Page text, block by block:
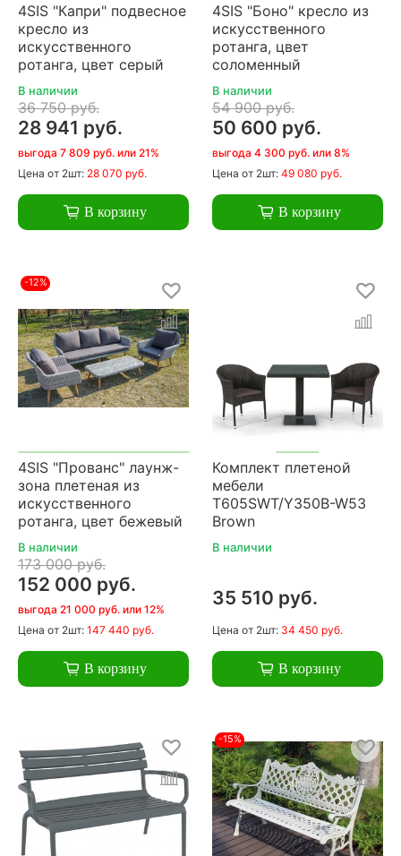
4SIS "Капри" подвесное
кресло из
искусственного
ротанга, цвет серый
В наличии
36 750 руб.
28 941 руб.
выгода 7 809 руб. или 21%
Цена от 2шт: 28 070 руб.
В корзину
4SIS "Боно" кресло из
искусственного
ротанга, цвет
соломенный
В наличии
54 900 руб.
50 600 руб.
выгода 4 300 руб. или 8%
Цена от 2шт: 49 080 руб.
В корзину
-12%
4SIS "Прованс" лаунж-
зона плетеная из
искусственного
ротанга, цвет бежевый
В наличии
173 000 руб.
152 000 руб.
выгода 21 000 руб. или 12%
Цена от 2шт: 147 440 руб.
В корзину
Комплект плетеной
мебели
T605SWT/Y350B-W53
Brown
В наличии
35 510 руб.
Цена от 2шт: 34 450 руб.
В корзину
-15%